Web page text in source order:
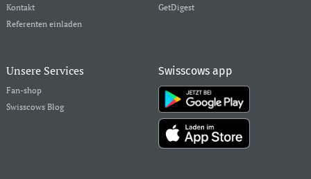
Kontakt
Referenten einladen
GetDigest
Unsere Services
Fan-shop
Swisscows Blog
Swisscows app